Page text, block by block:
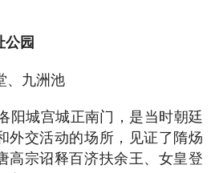
公园
、九洲池
城宫城正南门，是当时朝廷
外交活动的场所，见证了隋炀
高宗诏释百济扶余王、女皇登